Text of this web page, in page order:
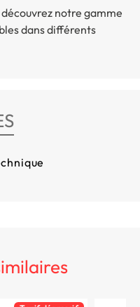
notre gamme
dans différents